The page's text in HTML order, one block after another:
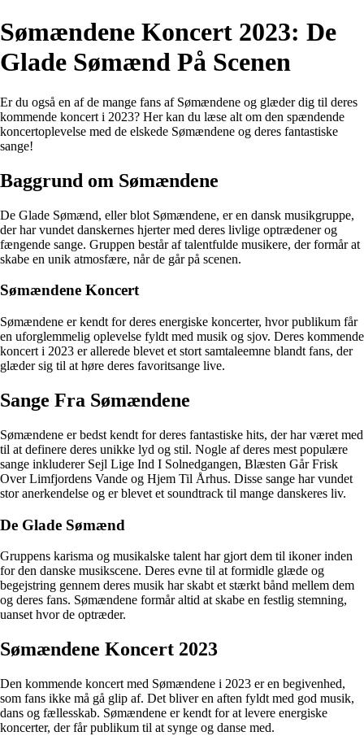
Sømændene Koncert 2023: De
Glade Sømænd På Scenen
Er du også en af de mange fans af Sømændene og glæder dig til deres
kommende koncert i 2023? Her kan du læse alt om den spændende
koncertoplevelse med de elskede Sømændene og deres fantastiske
sange!
Baggrund om Sømændene
De Glade Sømænd, eller blot Sømændene, er en dansk musikgruppe,
der har vundet danskernes hjerter med deres livlige optrædener og
fængende sange. Gruppen består af talentfulde musikere, der formår at
skabe en unik atmosfære, når de går på scenen.
Sømændene Koncert
Sømændene er kendt for deres energiske koncerter, hvor publikum får
en uforglemmelig oplevelse fyldt med musik og sjov. Deres kommende
koncert i 2023 er allerede blevet et stort samtaleemne blandt fans, der
glæder sig til at høre deres favoritsange live.
Sange Fra Sømændene
Sømændene er bedst kendt for deres fantastiske hits, der har været med
til at definere deres unikke lyd og stil. Nogle af deres mest populære
sange inkluderer Sejl Lige Ind I Solnedgangen, Blæsten Går Frisk
Over Limfjordens Vande og Hjem Til Århus. Disse sange har vundet
stor anerkendelse og er blevet et soundtrack til mange danskeres liv.
De Glade Sømænd
Gruppens karisma og musikalske talent har gjort dem til ikoner inden
for den danske musikscene. Deres evne til at formidle glæde og
begejstring gennem deres musik har skabt et stærkt bånd mellem dem
og deres fans. Sømændene formår altid at skabe en festlig stemning,
uanset hvor de optræder.
Sømændene Koncert 2023
Den kommende koncert med Sømændene i 2023 er en begivenhed,
som fans ikke må gå glip af. Det bliver en aften fyldt med god musik,
dans og fællesskab. Sømændene er kendt for at levere energiske
koncerter, der får publikum til at synge og danse med.